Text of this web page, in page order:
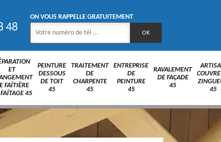
48
ON VOUS RAPPELLE GRATUITEMENT
ET
FAÎTIÈRE
45
PEINTURE
DESSOUS
DE TOIT
45
TRAITEMENT
DE
CHARPENTE
45
ENTREPRISE
DE
PEINTURE
45
RAVALEMENT
DE FAÇADE
45
45